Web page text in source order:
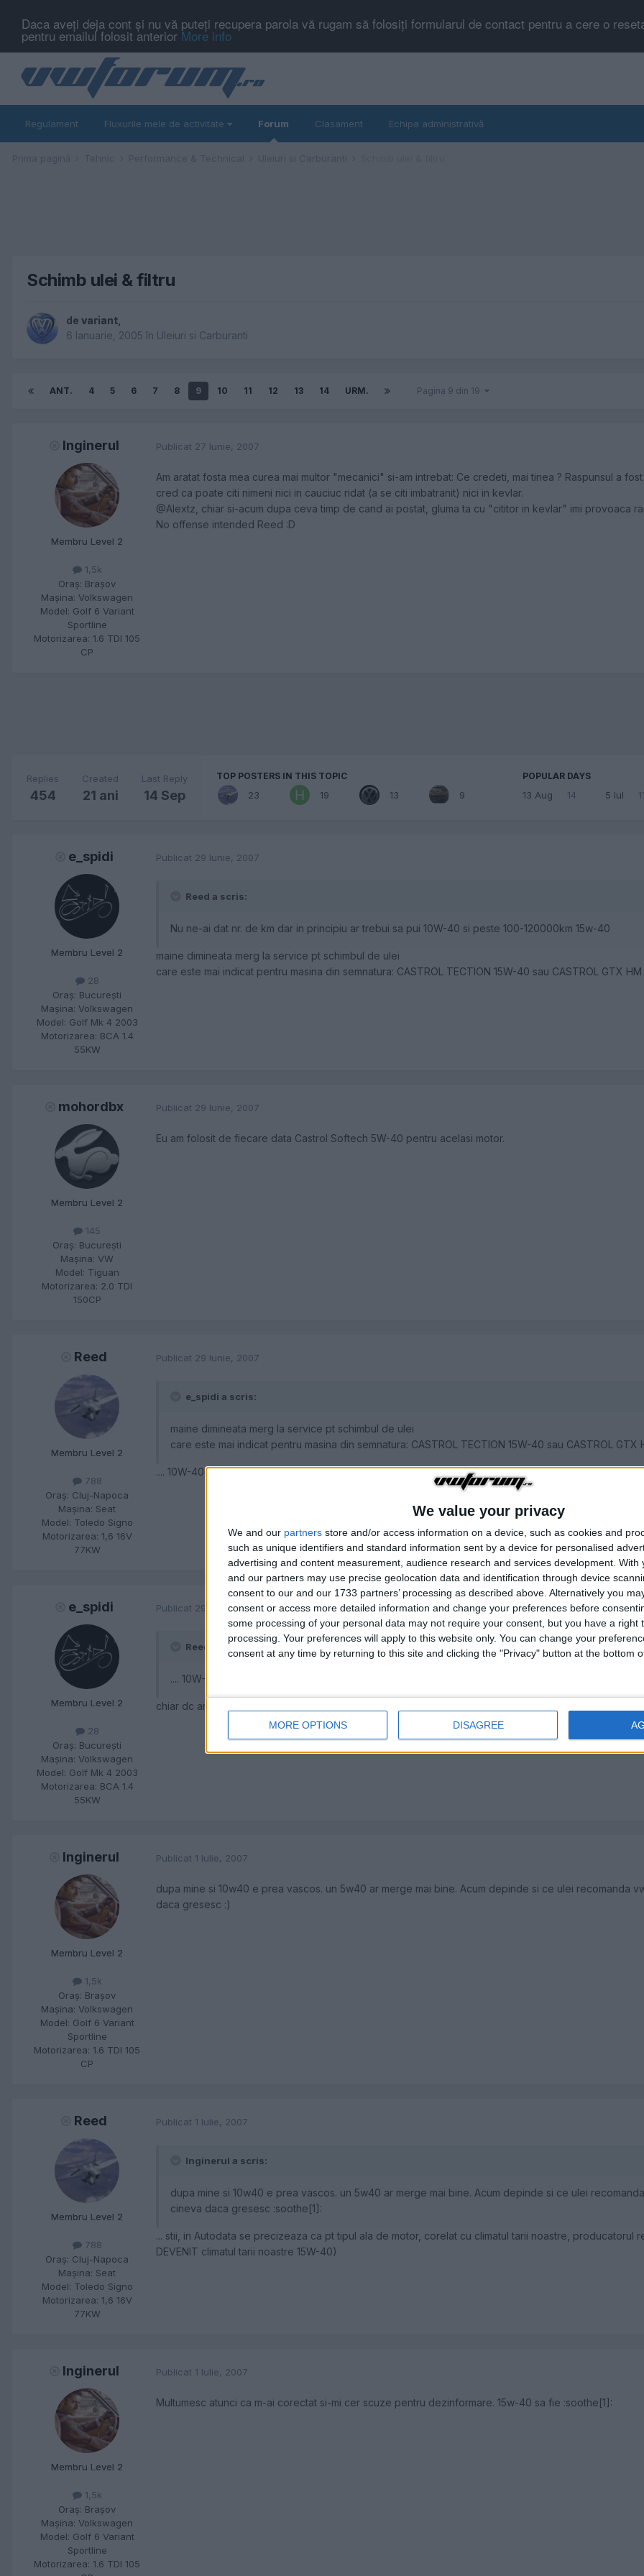
We value your privacy
We and our partners store and/or access information on a device, such as cookies and
such as unique identifiers and standard information sent by a device for personalised
advertising and content measurement, audience research and services development. With
and our partners may use precise geolocation data and identification through device
consent to our and our 1733 partners’ processing as described above. Alternatively you
consent or access more detailed information and change your preferences before
some processing of your personal data may not require your consent, but you have a right
processing. Your preferences will apply to this website only. You can change your
consent at any time by returning to this site and clicking the "Privacy" button at the bottom
MORE OPTIONS DISAGREE
Daca aveți deja cont și nu vă puteți recupera parola vă rugam să folosiți formularul de contact pentru a cere o
pentru emailul folosit anterior More info
Regulament Fluxurile mele de activitate Forum Clasament Echipa administrativă
Schimb ulei & filtru
de variant
6 Ianuarie, 2005 în Uleiuri si Carburanti
ANT. 4 5 6 7 8 9 10 11 12 13 14 URM. Pagina 9 din 19
Inginerul
Membru Level 2
1,5k
Oraş: Braşov
Maşina: Volkswagen
Model: Golf 6 Variant
Sportline
Motorizarea: 1.6 TDI 105
CP
Publicat 27 Iunie, 2007
Am aratat fosta mea curea mai multor "mecanici" si-am intrebat: Ce credeti, mai tinea ? Raspunsul a
cred ca poate citi nimeni nici in cauciuc ridat (a se citi imbatranit) nici in kevlar.
@Alextz, chiar si-acum dupa ceva timp de cand ai postat, gluma ta cu "cititor in kevlar" imi provoaca
No offense intended Reed :D
Replies
454
Created
21 ani
Last Reply
14 Sep
TOP POSTERS IN THIS TOPIC
23 19 13 9
POPULAR DAYS
13 Aug 14 5 Iul 11
e_spidi
Membru Level 2
28
Oraş: Bucureşti
Maşina: Volkswagen
Model: Golf Mk 4 2003
Motorizarea: BCA 1.4
55KW
Publicat 29 Iunie, 2007
Reed a scris:
Nu ne-ai dat nr. de km dar in principiu ar trebui sa pui 10W-40 si peste 100-120000km 15w-40
maine dimineata merg la service pt schimbul de ulei
care este mai indicat pentru masina din semnatura: CASTROL TECTION 15W-40 sau CASTROL GTX HM
mohordbx
Membru Level 2
145
Oraş: Bucureşti
Maşina: VW
Model: Tiguan
Motorizarea: 2.0 TDI
150CP
Publicat 29 Iunie, 2007
Eu am folosit de fiecare data Castrol Softech 5W-40 pentru acelasi motor.
Reed
Membru Level 2
788
Oraş: Cluj-Napoca
Maşina: Seat
Model: Toledo Signo
Motorizarea: 1,6 16V
77KW
Publicat 29 Iunie, 2007
e_spidi a scris:
maine dimineata merg la service pt schimbul de ulei
care este mai indicat pentru masina din semnatura: CASTROL TECTION 15W-40 sau CASTROL GTX
.... 10W-40 :icon_thumright:
e_spidi
Membru Level 2
28
Oraş: Bucureşti
Maşina: Volkswagen
Model: Golf Mk 4 2003
Motorizarea: BCA 1.4
55KW
Publicat 29 Iunie, 2007
Reed a scris:
.... 10W-40 :icon_thumright:
chiar dc are 103.000 km rulati?
Inginerul
Membru Level 2
1,5k
Oraş: Braşov
Maşina: Volkswagen
Model: Golf 6 Variant
Sportline
Motorizarea: 1.6 TDI 105
CP
Publicat 1 Iulie, 2007
dupa mine si 10w40 e prea vascos. un 5w40 ar merge mai bine. Acum depinde si ce ulei recomanda
daca gresesc :)
Reed
Membru Level 2
788
Oraş: Cluj-Napoca
Maşina: Seat
Model: Toledo Signo
Motorizarea: 1,6 16V
77KW
Publicat 1 Iulie, 2007
Inginerul a scris:
dupa mine si 10w40 e prea vascos. un 5w40 ar merge mai bine. Acum depinde si ce ulei
cineva daca gresesc :soothe[1]:
... stii, in Autodata se precizeaza ca pt tipul ala de motor, corelat cu climatul tarii noastre, producatorul
DEVENIT climatul tarii noastre 15W-40)
Inginerul
Membru Level 2
1,5k
Oraş: Braşov
Maşina: Volkswagen
Model: Golf 6 Variant
Sportline
Motorizarea: 1.6 TDI 105
Publicat 1 Iulie, 2007
Multumesc atunci ca m-ai corectat si-mi cer scuze pentru dezinformare. 15w-40 sa fie :soothe[1]: